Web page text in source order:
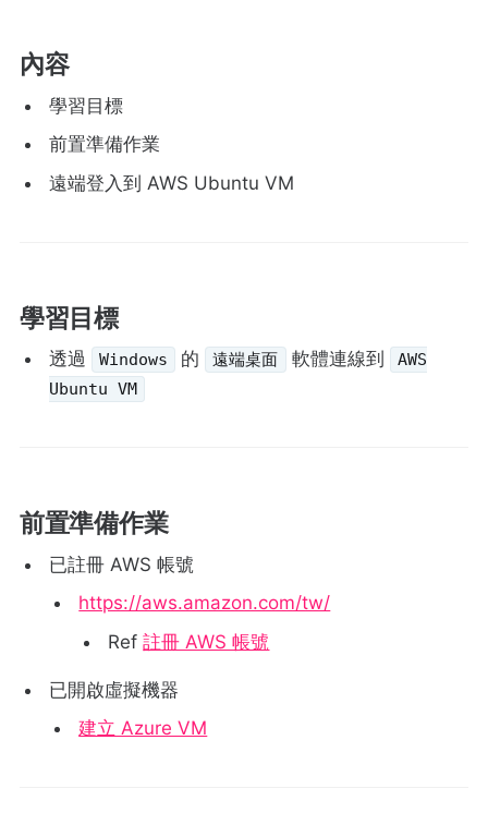
內容
學習目標
前置準備作業
遠端登入到 AWS Ubuntu VM
學習目標
透過 Windows 的 遠端桌面 軟體連線到
AWS
Ubuntu VM
前置準備作業
已註冊 AWS 帳號
https://aws.amazon.com/tw/
Ref註冊 AWS 帳號
已開啟虛擬機器
建立 Azure VM